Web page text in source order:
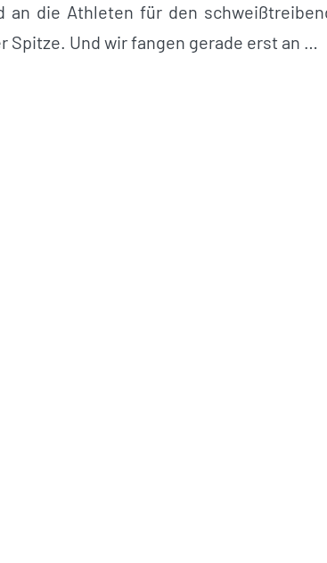
die Athleten für den
Spitze. Und wir fangen gerade erst an …